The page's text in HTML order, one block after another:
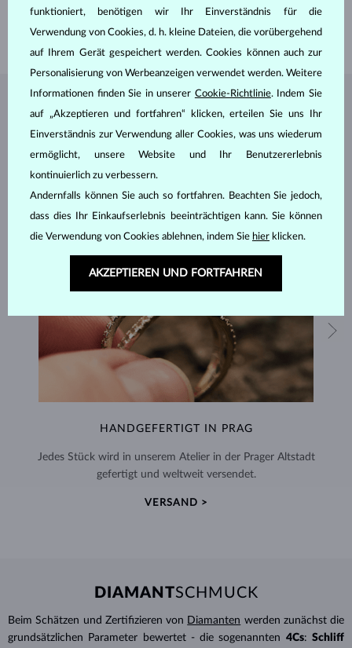
LÄNGE 400.00 mm
GEWICHT 1.75 g
SCHMUCK AUS DEM KLENOTA ATELIER
HANDGEFERTIGT IN PRAG
Jedes Stück wird in unserem Atelier in der Prager Altstadt
gefertigt und weltweit versendet.
VERSAND >
DIAMANTSCHMUCK
Beim Schätzen und Zertifizieren von Diamanten werden zunächst die
grundsätzlichen Parameter bewertet - die sogenannten 4Cs: Schliff
funktioniert, benötigen wir Ihr Einverständnis für die
Verwendung von Cookies, d. h. kleine Dateien, die vorübergehend
auf Ihrem Gerät gespeichert werden. Cookies können auch zur
Personalisierung von Werbeanzeigen verwendet werden. Weitere
Informationen finden Sie in unserer Cookie-Richtlinie. Indem Sie
auf „Akzeptieren und fortfahren“ klicken, erteilen Sie uns Ihr
Einverständnis zur Verwendung aller Cookies, was uns wiederum
ermöglicht, unsere Website und Ihr Benutzererlebnis
kontinuierlich zu verbessern.
Andernfalls können Sie auch so fortfahren. Beachten Sie jedoch,
dass dies Ihr Einkaufserlebnis beeinträchtigen kann. Sie können
die Verwendung von Cookies ablehnen, indem Sie hier klicken.
AKZEPTIEREN UND FORTFAHREN